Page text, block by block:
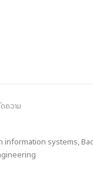
ຄວາມ
information systems,